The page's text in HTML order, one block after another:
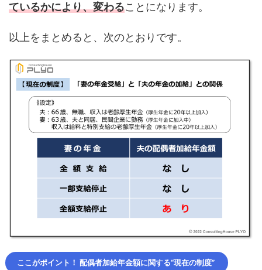
ているかにより、変わることになります。
以上をまとめると、次のとおりです。
ここがポイント！ 配偶者加給年金額に関する“現在の制度”